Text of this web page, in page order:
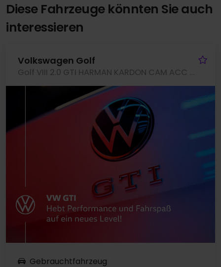
Diese Fahrzeuge könnten Sie auch
interessieren
Volkswagen Golf
Golf VIII 2.0 GTI HARMAN KARDON CAM ACC LM19 NAVI
Gebrauchtfahrzeug